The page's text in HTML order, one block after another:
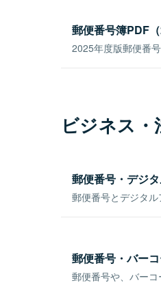
郵便番号簿PDF（
2025年度版郵便番
ビジネス
郵便番号・デジ
郵便番号とデジタル
郵便番号・バー
郵便番号や、バーコ